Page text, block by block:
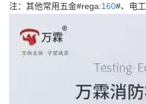
注：其他常用五金#rega:160#、电工